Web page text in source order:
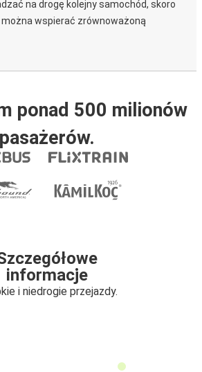
na drogę kolejny samochód, skoro
wspierać zrównoważoną
ponad 500 milionów
pasażerów.
informacje
i niedrogie przejazdy.